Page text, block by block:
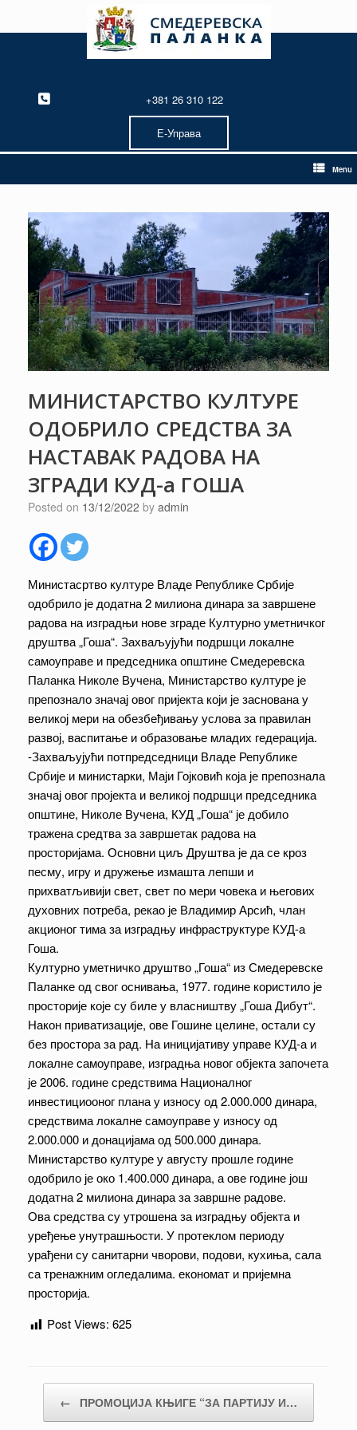
content
+381 26 310 122
Е-Управа
Menu
МИНИСТАРСТВО КУЛТУРЕ
ОДОБРИЛО СРЕДСТВА ЗА
НАСТАВАК РАДОВА НА
ЗГРАДИ КУД-а ГОША
Posted on 13/12/2022 by admin
Министасртво културе Владе Републике Србије
одобрило је додатна 2 милиона динара за завршене
радова на изградњи нове зграде Културно уметничког
друштва „Гоша“. Захваљујући подршци локалне
самоуправе и председника општине Смедеревска
Паланка Николе Вучена, Министарство културе је
препознало значај овог пријекта који је заснована у
великој мери на обезбеђивању услова за правилан
развој, васпитање и образовање младих гедерација.
-Захваљујући потпредседници Владе Републике
Србије и министарки, Маји Гојковић која је препознала
значај овог пројекта и великој подршци председника
општине, Николе Вучена, КУД „Гоша“ је добило
тражена средтва за завршетак радова на
просторијама. Основни циљ Друштва је да се кроз
песму, игру и дружење измашта лепши и
прихватљивији свет, свет по мери човека и његових
духовних потреба, рекао је Владимир Арсић, члан
акционог тима за изградњу инфраструктуре КУД-а
Гоша.
Културно уметничко друштво „Гоша“ из Смедеревске
Паланке од свог оснивања, 1977. године користило је
просторије које су биле у власништву „Гоша Дибут“.
Након приватизације, ове Гошине целине, остали су
без простора за рад. На иницијативу управе КУД-а и
локалне самоуправе, изградња новог објекта започета
је 2006. године средствима Националног
инвестициооног плана у износу од 2.000.000 динара,
средствима локалне самоуправе у износу од
2.000.000 и донацијама од 500.000 динара.
Министарство културе у августу прошле године
одобрило је око 1.400.000 динара, а ове године још
додатна 2 милиона динара за завршне радове.
Ова средства су утрошена за изградњу објекта и
уређење унутрашњости. У протеклом периоду
урађени су санитарни чворови, подови, кухиња, сала
са тренажним огледалима. економат и пријемна
просторија.
Post Views: 625
← ПРОМОЦИЈА КЊИГЕ “ЗА ПАРТИЈУ И…